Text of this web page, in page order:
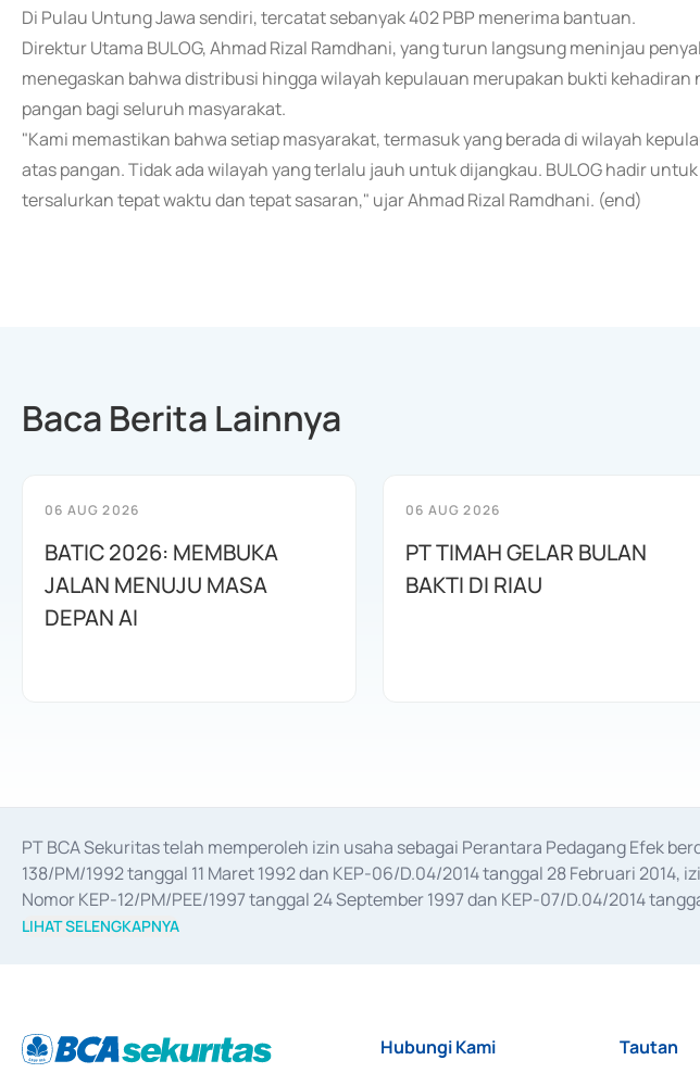
Di Pulau Untung Jawa sendiri, tercatat sebanyak 402 PBP menerima bantuan.
Direktur Utama BULOG, Ahmad Rizal Ramdhani, yang turun langsung meninjau
menegaskan bahwa distribusi hingga wilayah kepulauan merupakan bukti kehadiran
pangan bagi seluruh masyarakat.
"Kami memastikan bahwa setiap masyarakat, termasuk yang berada di wilayah
atas pangan. Tidak ada wilayah yang terlalu jauh untuk dijangkau. BULOG hadir
tersalurkan tepat waktu dan tepat sasaran," ujar Ahmad Rizal Ramdhani. (end)
Baca Berita Lainnya
06 AUG 2026
BATIC 2026: MEMBUKA
JALAN MENUJU MASA
DEPAN AI
06 AUG 2026
PT TIMAH GELAR BULAN
BAKTI DI RIAU
PT BCA Sekuritas telah memperoleh izin usaha sebagai Perantara Pedagang Efek
138/PM/1992 tanggal 11 Maret 1992 dan KEP-06/D.04/2014 tanggal 28 Februari
Nomor KEP-12/PM/PEE/1997 tanggal 24 September 1997 dan KEP-07/D.04/2014
merger, akuisisi, divestasi, dan
LIHAT SELENGKAPNYA
Hubungi Kami Tautan